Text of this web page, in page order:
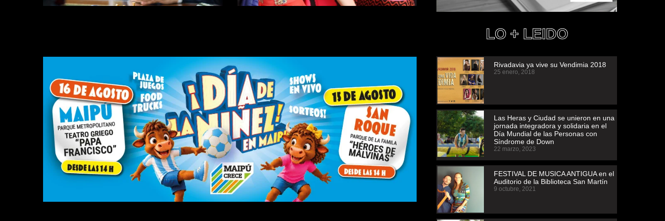
LO + LEIDO
Rivadavia ya vive su Vendimia 2018
25 enero, 2018
Las Heras y Ciudad se unieron en una
jornada integradora y solidaria en el
Día Mundial de las Personas con
Síndrome de Down
22 marzo, 2023
FESTIVAL DE MUSICA ANTIGUA en el
Auditorio de la Biblioteca San Martín
9 octubre, 2021